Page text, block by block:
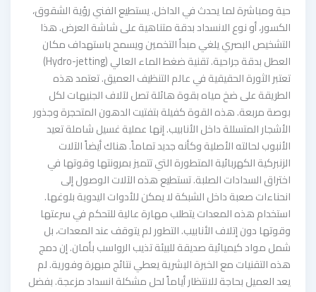
حية ومباشرة لما يحدث في الداخل. يستطيع الفني رؤية الشقوق،
الكسور، أو نوع الانسداد بدقة متناهية على شاشة العرض. هذا
التشخيص البصري يلغي مبدأ التخمين ويسمح باستهداف مكان
العطل بدقة جراحية. تقنية ضغط الماء العالي (Hydro-jetting)
تعتبر الثورة الحقيقية في عالم التنظيف العميق. تعتمد هذه
الطريقة على ضخ مياه بقوة هائلة تصل لآلاف الجنيهات لكل
بوصة مربعة. هذه القوة كفيلة بتفتيت الدهون المتحجرة وجذور
الأشجار المتسللة داخل الأنابيب. إنها عملية غسيل شاملة تعيد
الأنبوب لحالته الأصلية وكأنه جديد تماماً. هناك أيضاً الآلات
الزنبركية الكهربائية المتطورة التي تتميز بمرونتها وقوتها في
اختراق السدادات الصلبة. تستطيع هذه الآلات الوصول إلى
انحناءات صعبة داخل الشبكة لا يمكن للأدوات اليدوية بلوغها.
استخدام هذه المعدات يتطلب مهارة عالية للتحكم في سرعتها
وقوتها دون إتلاف الأنابيب. التطور لم يتوقف عند المعدات، بل
شمل مواد كيميائية صديقة للبيئة تذيب الرواسب بأمان. إن دمج
هذه التقنيات مع الخبرة البشرية يعطي نتائج مبهرة وفورية. لم
يعد العميل بحاجة للانتظار أياماً لحل مشكلة انسداد مزعجة. بفضل